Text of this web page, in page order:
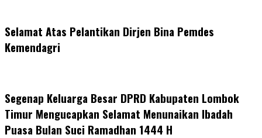
Selamat Atas Pelantikan Dirjen Bina Pemdes
Kemendagri
Segenap Keluarga Besar DPRD Kabupaten Lombok
Timur Mengucapkan Selamat Menunaikan Ibadah
Puasa Bulan Suci Ramadhan 1444 H